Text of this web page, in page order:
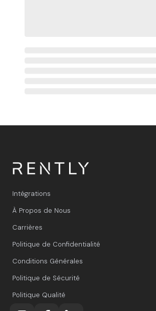
Intégrations
À Propos de Nous
Carrières
Politique de Confidentialité
Conditions Générales
Politique de Sécurité
Politique Qualité